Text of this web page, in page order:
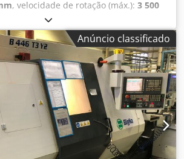
, velocidade de rotação (máx.): 3 500
Biglia Modelo: B131/S1 Diâmetro
Ø250 mm Distância entre
Amlekr Diâmetro do furo
máxima de rotação: ±3500
Anúncio classificado